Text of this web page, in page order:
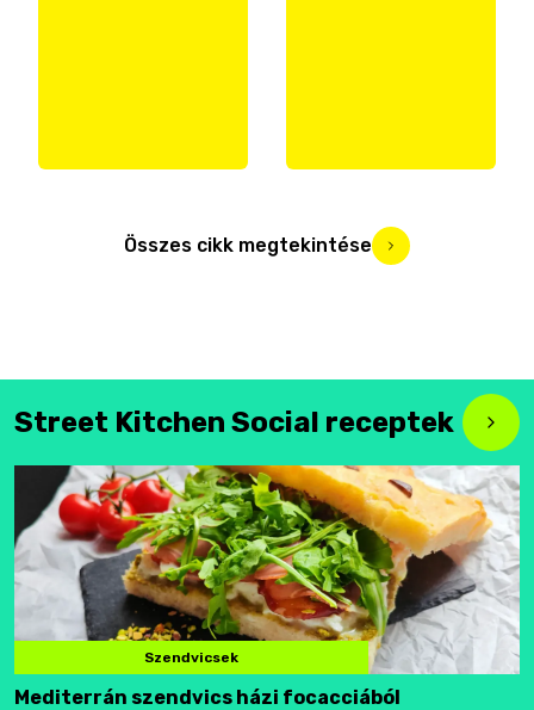
Összes cikk megtekintése
Street Kitchen Social receptek
Szendvicsek
Mediterrán szendvics házi focacciából